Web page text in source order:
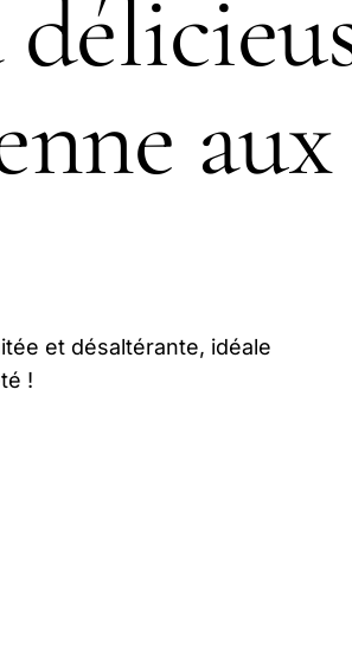
aux
et désaltérante, idéale
!